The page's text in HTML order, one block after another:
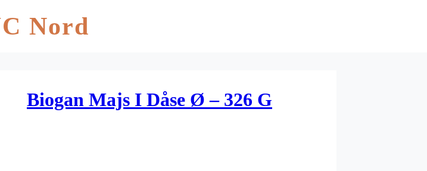
Nord
Biogan Majs I Dåse Ø – 326 G